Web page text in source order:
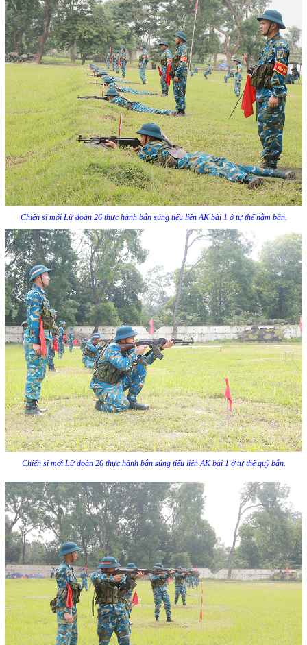
Chiến sĩ mới Lữ đoàn 26 thực hành bắn súng tiểu liên AK bài 1 ở tư thế nằm bắn.
Chiến sĩ mới Lữ đoàn 26 thực hành bắn súng tiểu liên AK bài 1 ở tư thế quỳ bắn.